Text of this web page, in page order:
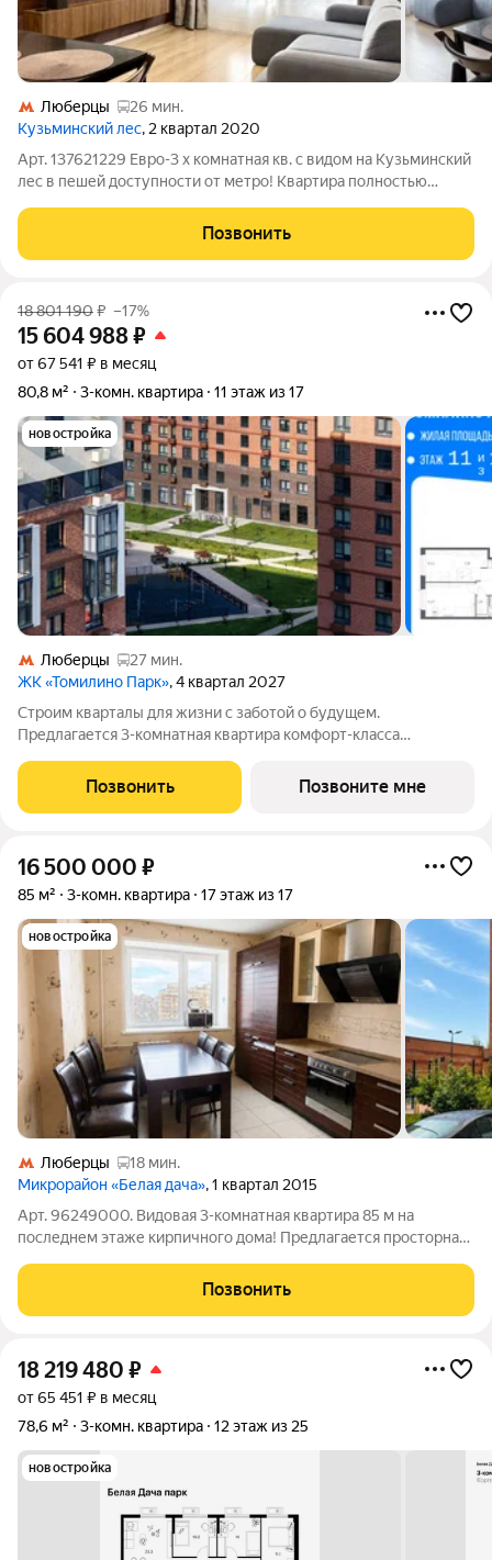
Люберцы
26 мин.
Кузьминский лес, 2 квартал 2020
Арт. 137621229 Евро-3 х комнатная кв. с видом на Кузьминский
лес в пешей доступности от метро! Квартира полностью
квартира площадью 55,2 м на комфортном 2 этаже
современного монолитного дома
Позвонить
18 801 190₽ –17%
15 604 988₽
от 67 541 ₽ в месяц
80,8 м²
3-комн. квартира 11 этаж из 17
новостройка
Люберцы
27 мин.
ЖК «Томилино Парк», 4 квартал 2027
Строим кварталы для жизни с заботой о будущем.
Предлагается 3-комнатная квартира комфорт-класса
этаже, в жилом комплексе "Томилино Парк".Квартира
комплекса на выбор: может быть как с
Позвонить Позвоните мне
16 500 000 ₽
85 м² 3-комн. квартира 17 этаж из 17
новостройка
Люберцы
18 мин.
Микрорайон «Белая дача», 1 квартал 2015
Арт. 96249000. Видовая 3-комнатная квартира 85 м на
последнем этаже кирпичного дома! Предлагается просторная
Котельников. Последний 17-й этаж никаких соседей сверху,
тишина, много света и красивые
Позвонить
18 219 480 ₽
от 65 451 ₽ в месяц
78,6 м²
3-комн. квартира 12 этаж из 25
новостройка